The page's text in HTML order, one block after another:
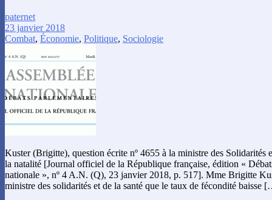
paternet
23 janvier 2018
Combat, Économie, Politique, Sociologie
Kuster (Brigitte), question écrite nº 4655 à la ministre des Solidarités
la natalité [Journal officiel de la République française, édition «
nationale », nº 4 A.N. (Q), 23 janvier 2018, p. 517]. Mme Brigitte
ministre des solidarités et de la santé que le taux de fécondité baisse